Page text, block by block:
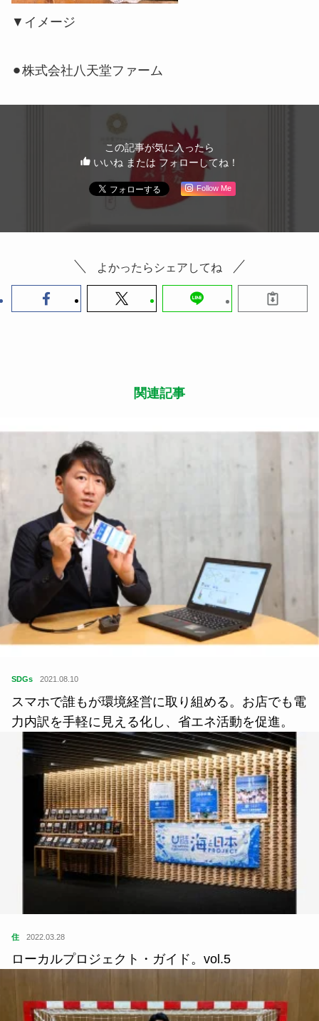
▼イメージ
⚫︎株式会社八天堂ファーム
この記事が気に入ったら
いいね または フォローしてね！
Follow Me
よかったらシェアしてね
関連記事
SDGs 2021.08.10
スマホで誰もが環境経営に取り組める。お店でも電
力内訳を手軽に見える化し、省エネ活動を促進。
住 2022.03.28
ローカルプロジェクト・ガイド。vol.5